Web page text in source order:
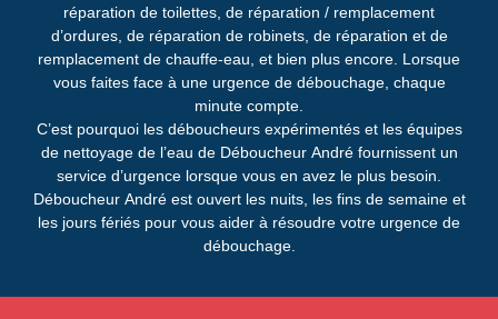
réparation de toilettes, de réparation / remplacement
d’ordures, de réparation de robinets, de réparation et de
remplacement de chauffe-eau, et bien plus encore. Lorsque
vous faites face à une urgence de débouchage, chaque
minute compte.
C’est pourquoi les déboucheurs expérimentés et les équipes
de nettoyage de l’eau de Déboucheur André fournissent un
service d’urgence lorsque vous en avez le plus besoin.
Déboucheur André est ouvert les nuits, les fins de semaine et
les jours fériés pour vous aider à résoudre votre urgence de
débouchage.